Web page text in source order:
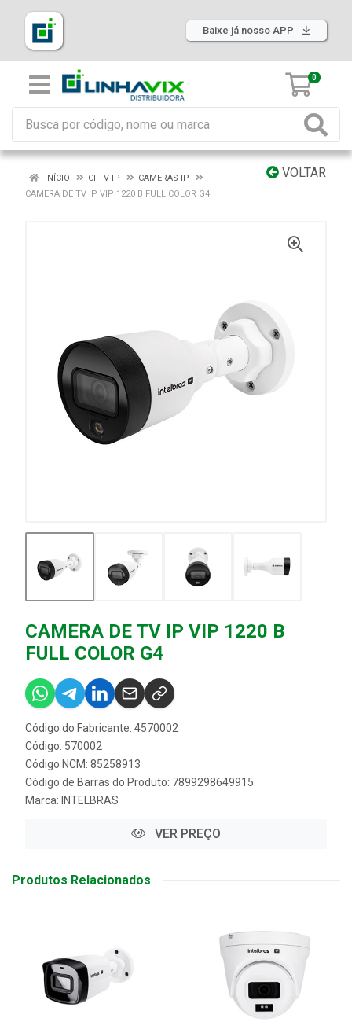
Baixe já nosso APP
0
VOLTAR
INÍCIO CFTV IP
CAMERAS IP
CAMERA DE TV IP VIP 1220 B FULL COLOR G4
CAMERA DE TV IP VIP 1220 B
FULL COLOR G4
Código do Fabricante: 4570002
Código: 570002
Código NCM: 85258913
Código de Barras do Produto: 7899298649915
Marca: INTELBRAS
VER PREÇO
Produtos Relacionados